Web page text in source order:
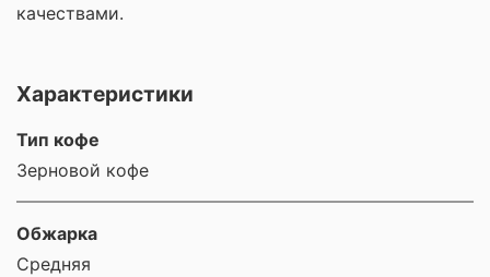
качествами.
Характеристики
Тип кофе
Зерновой кофе
Обжарка
Средняя